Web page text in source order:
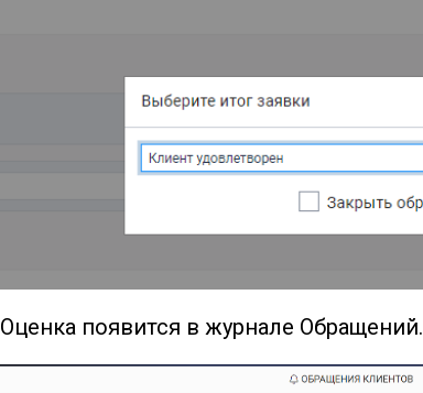
Оценка появится в журнале Обращений.